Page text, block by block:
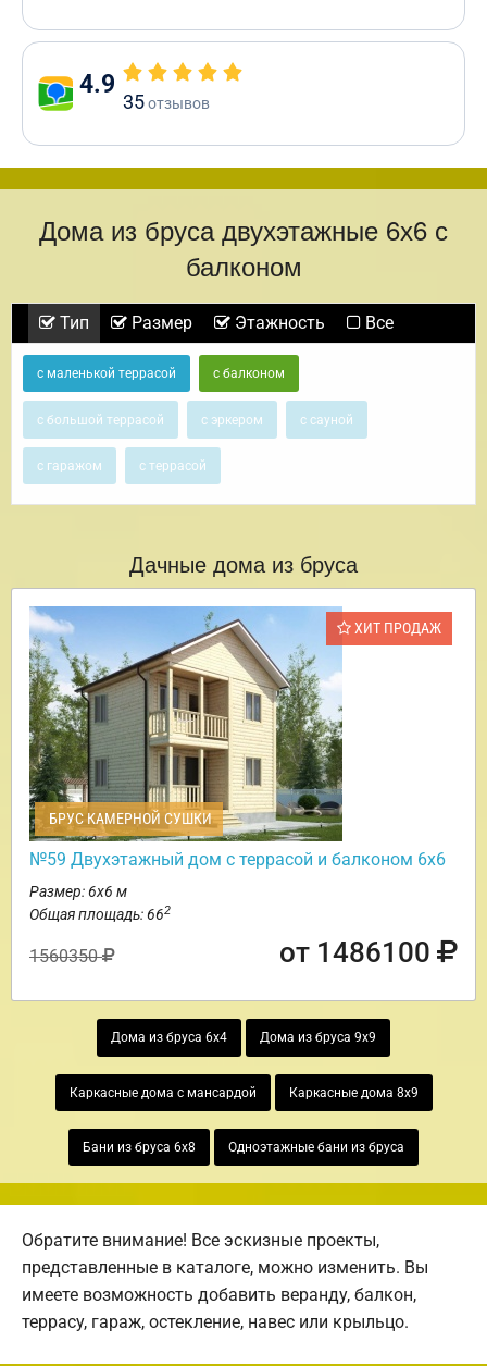
4.9
35отзывов
Дома из бруса двухэтажные 6х6 с
балконом
Тип Размер Этажность Все
с маленькой террасой с балконом
с большой террасой с эркером с сауной
с гаражом с террасой
Дачные дома из бруса
ХИТ ПРОДАЖ
БРУС КАМЕРНОЙ СУШКИ
№59 Двухэтажный дом с террасой и балконом 6х6
Размер: 6х6 м
Общая площадь: 662
1560350 от 1486100
Дома из бруса 6х4 Дома из бруса 9х9
Каркасные дома с мансардой Каркасные дома 8х9
Бани из бруса 6х8 Одноэтажные бани из бруса
Обратите внимание! Все эскизные проекты,
представленные в каталоге, можно изменить. Вы
имеете возможность добавить веранду, балкон,
террасу, гараж, остекление, навес или крыльцо.